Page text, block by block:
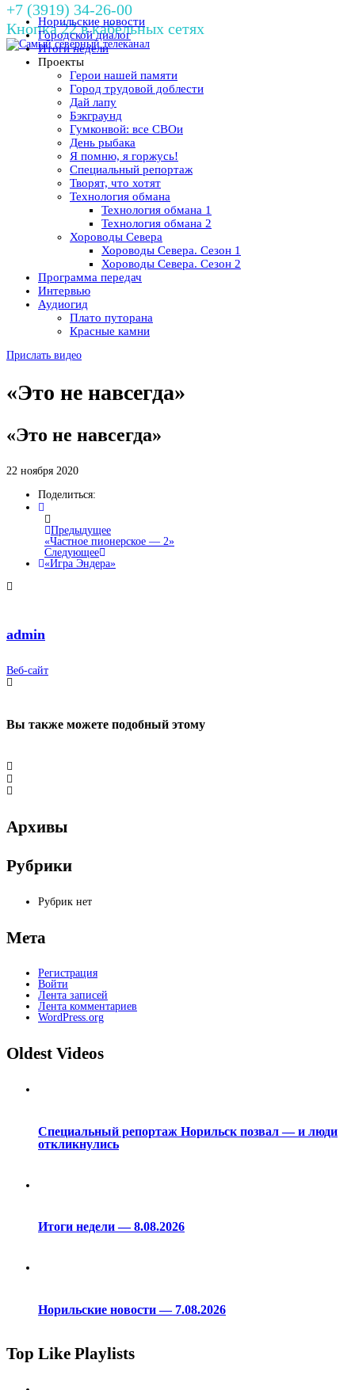
+7 (3919) 34-26-00
Кнопка 22 в кабельных сетях
Норильские новости
Городской диалог
Итоги недели
Проекты
Герои нашей памяти
Город трудовой доблести
Дай лапу
Бэкграунд
Гумконвой: все СВОи
День рыбака
Я помню, я горжусь!
Специальный репортаж
Творят, что хотят
Технология обмана
Технология обмана 1
Технология обмана 2
Хороводы Севера
Хороводы Севера. Сезон 1
Хороводы Севера. Сезон 2
Программа передач
Интервью
Аудиогид
Плато путорана
Красные камни
Прислать видео
«Это не навсегда»
«Это не навсегда»
22 ноября 2020
Поделиться:
Предыдущее
«Частное пионерское — 2»
Следующее
«Игра Эндера»
admin
Веб-сайт
Вы также можете подобный этому
Архивы
Рубрики
Рубрик нет
Мета
Регистрация
Войти
Лента записей
Лента комментариев
WordPress.org
Oldest Videos
Специальный репортаж Норильск позвал — и люди
откликнулись
Итоги недели — 8.08.2026
Норильские новости — 7.08.2026
Top Like Playlists